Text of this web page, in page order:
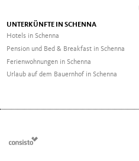
UNTERKÜNFTE IN SCHENNA
Hotels in Schenna
Pension und Bed & Breakfast in Schenna
Ferienwohnungen in Schenna
Urlaub auf dem Bauernhof in Schenna